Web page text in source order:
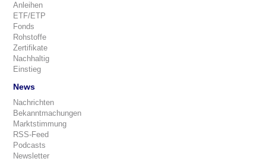
Anleihen
ETF/ETP
Fonds
Rohstoffe
Zertifikate
Nachhaltig
Einstieg
News
Nachrichten
Bekanntmachungen
Marktstimmung
RSS-Feed
Podcasts
Newsletter